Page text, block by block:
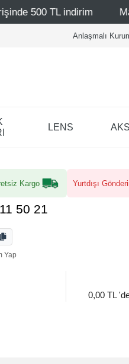
indirim
Anlaşmalı
LENS
Kargo Yurtdışı
50 21
Yap
0,00 TL